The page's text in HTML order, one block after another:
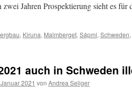
zwei Jahren Prospektierung sieht es
, Kiruna, Malmberget, Sápmi, Schweden,
auch in Schweden
2021 von Andrea Seliger